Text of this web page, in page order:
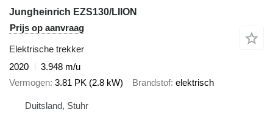
Jungheinrich EZS130/LIION
Prijs op aanvraag
Elektrische trekker
2020
3.948 m/u
Vermogen 3.81 PK (2.8 kW) Brandstof elektrisch
Duitsland, Stuhr